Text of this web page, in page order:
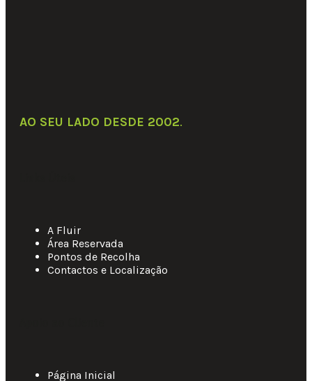
AO SEU LADO DESDE 2002.
A Fluir
Área Reservada
Pontos de Recolha
Contactos e Localização
Página Inicial